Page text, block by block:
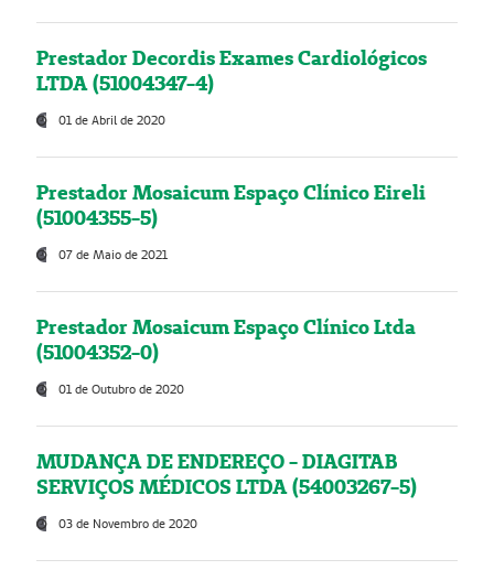
Prestador Decordis Exames Cardiológicos
LTDA (51004347-4)
01 de Abril de 2020
Prestador Mosaicum Espaço Clínico Eireli
(51004355-5)
07 de Maio de 2021
Prestador Mosaicum Espaço Clínico Ltda
(51004352-0)
01 de Outubro de 2020
MUDANÇA DE ENDEREÇO - DIAGITAB
SERVIÇOS MÉDICOS LTDA (54003267-5)
03 de Novembro de 2020